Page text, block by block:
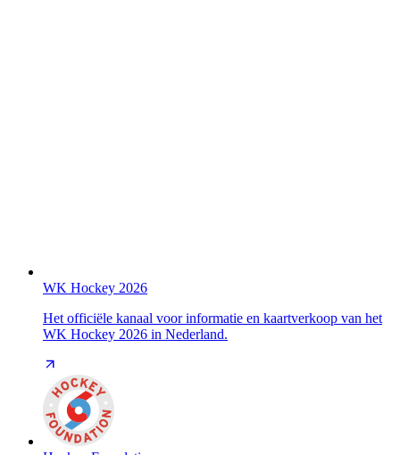
WK Hockey 2026
Het officiële kanaal voor informatie en kaartverkoop van het
WK Hockey 2026 in Nederland.